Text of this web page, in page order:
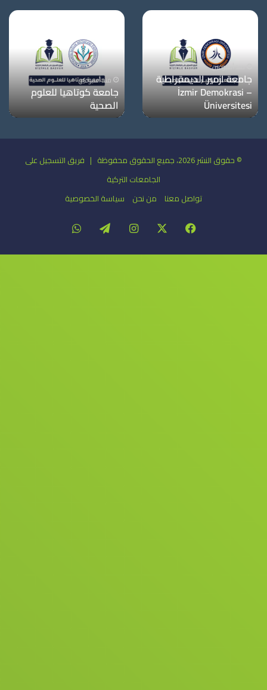
منذ أسبوعين
جامعة معمار سنان
للفنون الجميلة
منذ أسبوعين
جامعة دوكوز ايلول
© حقوق النشر 2026، جميع الحقوق محفوظة | فريق التسجيل على
الجامعات التركية
تواصل معنا
من نحن سياسة الخصوصية